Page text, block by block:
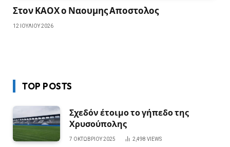
Στον ΚΑΟΧ ο Ναουμης Αποστολος
12 ΙΟΥΛΊΟΥ 2026
TOP POSTS
Σχεδόν έτοιμο το γήπεδο της
Χρυσούπολης
7 ΟΚΤΩΒΡΊΟΥ 2025 2,498 VIEWS